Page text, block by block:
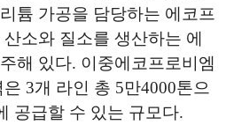
튬 가공을 담당하는 에코프
소와 질소를 생산하는 에
해 있다. 이중에코프로비엠
3개 라인 총 5만4000톤으
공급할 수 있는 규모다.